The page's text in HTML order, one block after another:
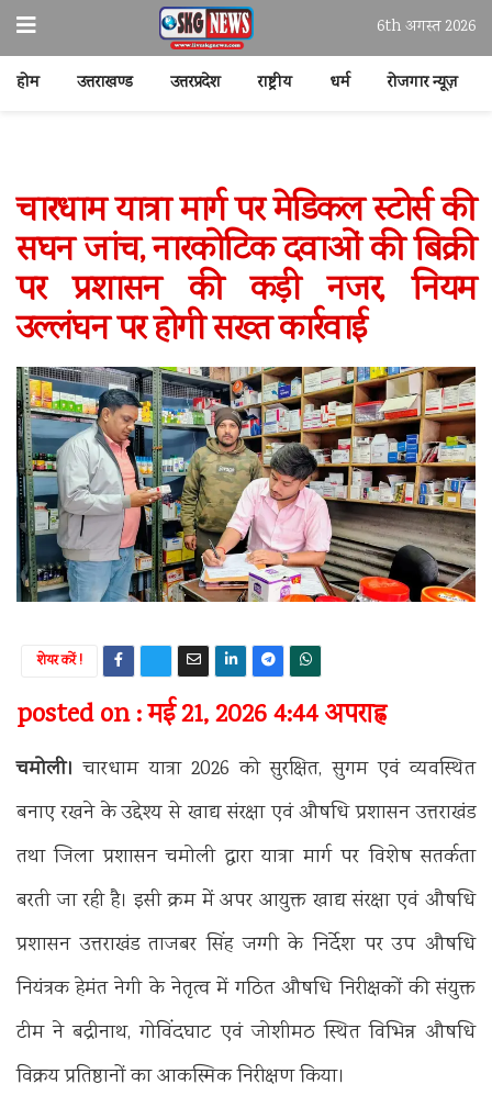
6th अगस्त 2026
होम उत्तराखण्ड उत्तरप्रदेश राष्ट्रीय धर्म रोजगार न्यूज़
चारधाम यात्रा मार्ग पर मेडिकल स्टोर्स की
सघन जांच, नारकोटिक दवाओं की बिक्री
पर प्रशासन की कड़ी नजर, नियम
उल्लंघन पर होगी सख्त कार्रवाई
शेयर करें !
posted on : मई 21, 2026 4:44 अपराह्न
चमोली। चारधाम यात्रा 2026 को सुरक्षित, सुगम एवं व्यवस्थित
बनाए रखने के उद्देश्य से खाद्य संरक्षा एवं औषधि प्रशासन उत्तराखंड
तथा जिला प्रशासन चमोली द्वारा यात्रा मार्ग पर विशेष सतर्कता
बरती जा रही है। इसी क्रम में अपर आयुक्त खाद्य संरक्षा एवं औषधि
प्रशासन उत्तराखंड ताजबर सिंह जग्गी के निर्देश पर उप औषधि
नियंत्रक हेमंत नेगी के नेतृत्व में गठित औषधि निरीक्षकों की संयुक्त
टीम ने बद्रीनाथ, गोविंदघाट एवं जोशीमठ स्थित विभिन्न औषधि
विक्रय प्रतिष्ठानों का आकस्मिक निरीक्षण किया।